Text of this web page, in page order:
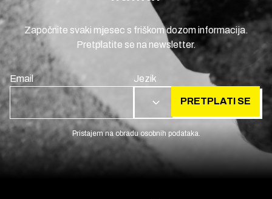
Započnite svaki mjesec s friškom dozom informacija.
Pretplatite se na newsletter.
Email Jezik
HR PRETPLATI SE
Pristajem na obradu osobnih podataka.